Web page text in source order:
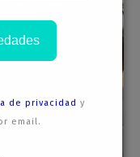
de privacidad y
email.